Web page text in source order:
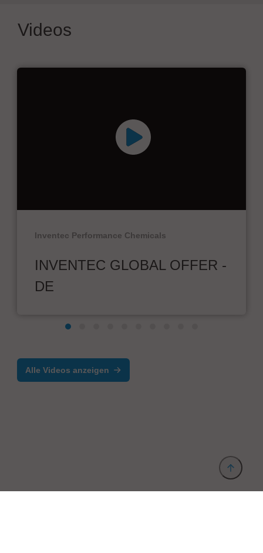
Videos
Inventec Performance Chemicals
INVENTEC GLOBAL OFFER -
DE
Alle Videos anzeigen